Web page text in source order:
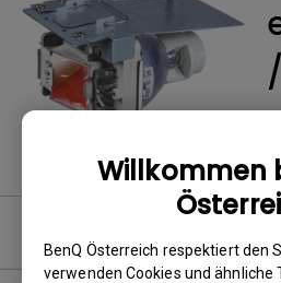
Willkommen
BenQ Österreich respektiert den
verwenden Cookies und ähnliche